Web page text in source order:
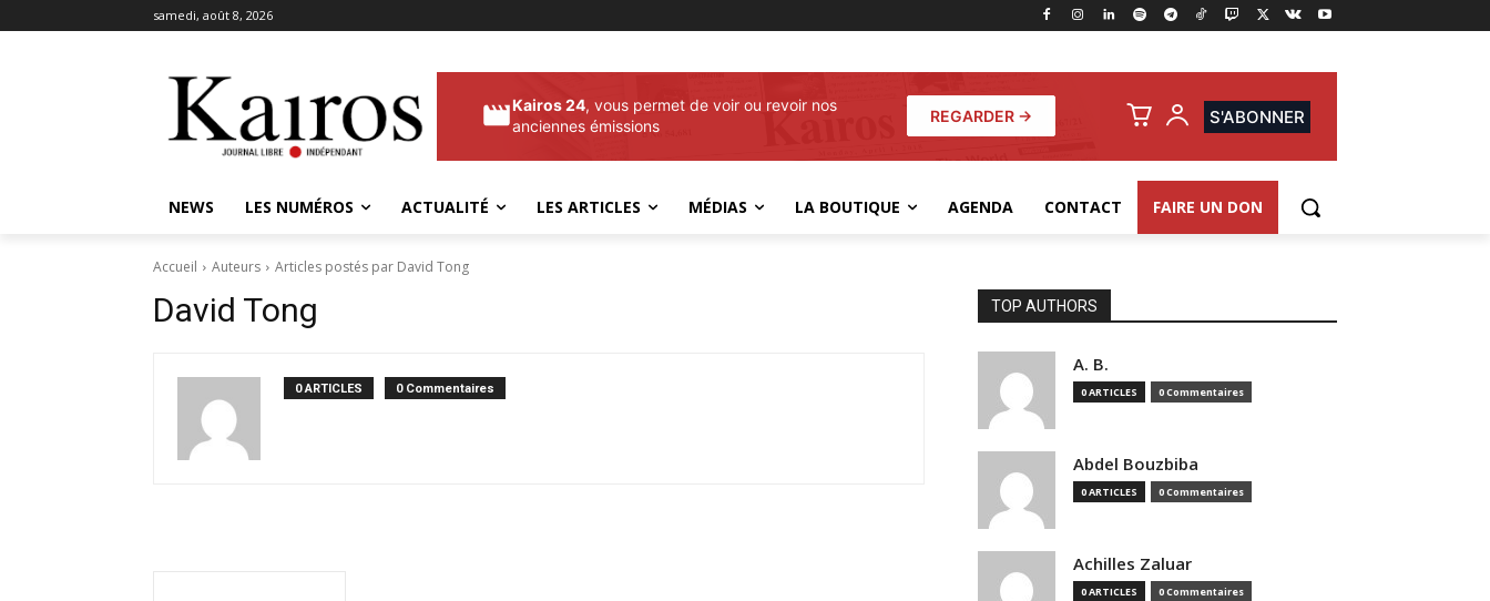
samedi, août 8, 2026
Kairos 24, vous permet de voir ou revoir nos
anciennes émissions
REGARDER → S'ABONNER
NEWS LES NUMÉROS ACTUALITÉ LES ARTICLES MÉDIAS LA BOUTIQUE AGENDA CONTACT FAIRE UN DON
Accueil Auteurs Articles postés par David Tong
David Tong
0 ARTICLES 0 Commentaires
TOP AUTHORS
A. B.
0 ARTICLES 0 Commentaires
Abdel Bouzbiba
0 ARTICLES 0 Commentaires
Achilles Zaluar
0 ARTICLES 0 Commentaires